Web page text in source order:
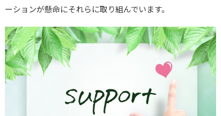
ーションが懸命にそれらに取り組んでいます。